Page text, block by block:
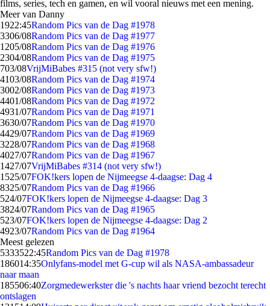
films, series, tech en gamen, en wil vooral nieuws met een mening.
Meer van Danny
1922:45Random Pics van de Dag #1978
3306/08Random Pics van de Dag #1977
1205/08Random Pics van de Dag #1976
2304/08Random Pics van de Dag #1975
703/08VrijMiBabes #315 (not very sfw!)
4103/08Random Pics van de Dag #1974
3002/08Random Pics van de Dag #1973
4401/08Random Pics van de Dag #1972
4931/07Random Pics van de Dag #1971
3630/07Random Pics van de Dag #1970
4429/07Random Pics van de Dag #1969
3228/07Random Pics van de Dag #1968
4027/07Random Pics van de Dag #1967
1427/07VrijMiBabes #314 (not very sfw!)
1525/07FOK!kers lopen de Nijmeegse 4-daagse: Dag 4
8325/07Random Pics van de Dag #1966
524/07FOK!kers lopen de Nijmeegse 4-daagse: Dag 3
3824/07Random Pics van de Dag #1965
523/07FOK!kers lopen de Nijmeegse 4-daagse: Dag 2
4923/07Random Pics van de Dag #1964
Meest gelezen
5333522:45Random Pics van de Dag #1978
186014:35Onlyfans-model met G-cup wil als NASA-ambassadeur
naar maan
185506:40Zorgmedewerkster die 's nachts haar vriend bezocht terecht
ontslagen